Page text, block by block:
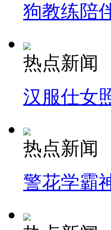
狗教练陪
热点新闻
汉服仕女
热点新闻
警花学霸